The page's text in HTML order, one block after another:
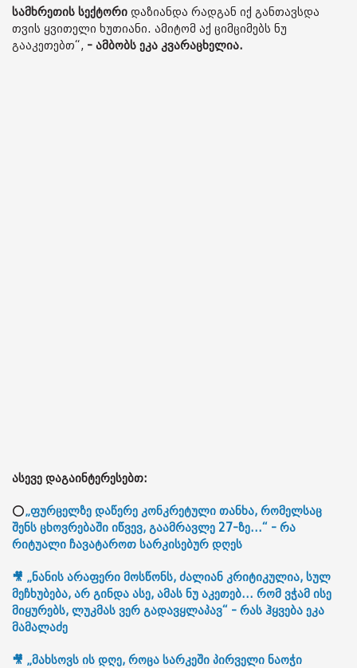
სამხრეთის სექტორი დაზიანდა რადგან იქ განთავსდა
თვის ყვითელი ხუთიანი. ამიტომ აქ ციმციმებს ნუ
გააკეთებთ“, - ამბობს ეკა კვარაცხელია.
ასევე დაგაინტერესებთ:
⭕„ფურცელზე დაწერე კონკრეტული თანხა, რომელსაც
შენს ცხოვრებაში იწვევ, გაამრავლე 27-ზე...“ - რა
რიტუალი ჩავატაროთ სარკისებურ დღეს
🎥 „ნანის არაფერი მოსწონს, ძალიან კრიტიკულია, სულ
მეჩხუბება, არ გინდა ასე, ამას ნუ აკეთებ... რომ ვჭამ ისე
მიყურებს, ლუკმას ვერ გადავყლაპავ“ - რას ჰყვება ეკა
მამალაძე
🎥 „მახსოვს ის დღე, როცა სარკეში პირველი ნაოჭი